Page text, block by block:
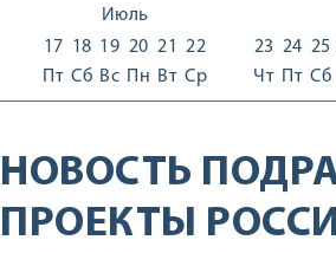
Июль
17
Пт
18
Сб
19
Вс
20
Пн
21
Вт
22
Ср
23
Чт
24
Пт
25
Сб
НОВОСТЬ
ПРОЕКТЫ